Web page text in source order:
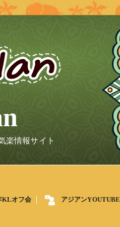
楽情報サイト
KLオフ会 アジアンYOUTUBE